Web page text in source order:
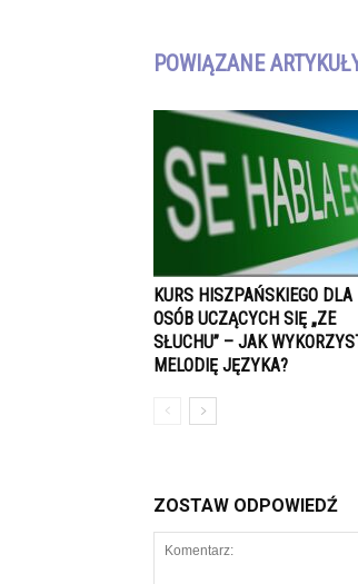
POWIĄZANE
KURS HISZPAŃSKIEGO DLA
OSÓB UCZĄCYCH SIĘ „ZE
SŁUCHU” – JAK
MELODIĘ JĘZYKA?
ZOSTAW ODPOWIEDŹ